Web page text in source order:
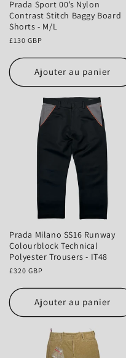
Prada Sport 00’s Nylon
Contrast Stitch Baggy Board
Shorts - M/L
Prix
£130 GBP
Ajouter au panier
Prada Milano SS16 Runway
Colourblock Technical
Polyester Trousers - IT48
Prix
£320 GBP
Ajouter au panier